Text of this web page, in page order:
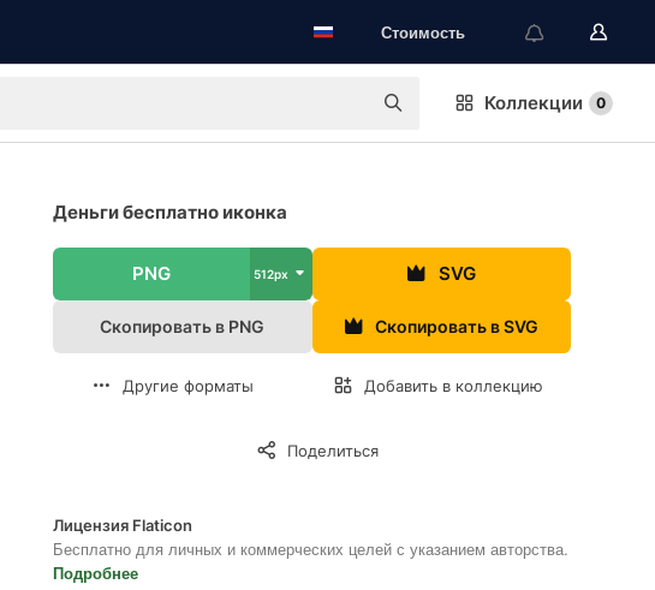
Стоимость
Коллекции 0
Деньги бесплатно иконка
PNG 512px SVG
Скопировать в PNG Скопировать в SVG
Другие форматы Добавить в коллекцию
Поделиться
Лицензия Flaticon
Бесплатно для личных и коммерческих целей с указанием авторства.
Подробнее